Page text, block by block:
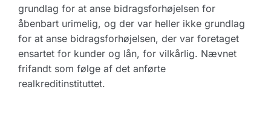
grundlag for at anse bidragsforhøjelsen for
åbenbart urimelig, og der var heller ikke grundlag
for at anse bidragsforhøjelsen, der var foretaget
ensartet for kunder og lån, for vilkårlig. Nævnet
frifandt som følge af det anførte
realkreditinstituttet.